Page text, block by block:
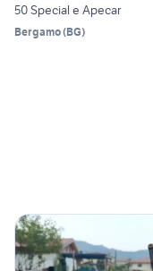
50 Special e Apecar
Bergamo(BG)